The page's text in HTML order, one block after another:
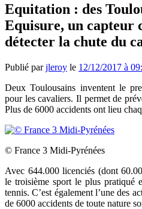
Equitation : des
Equisure, un capteur
détecter la chute du
Publié parjleroy le 12/12/2017 à
Deux Toulousains inventent le
pour les cavaliers. Il permet de
Plus de 6000 accidents ont lieu
© France 3 Midi-Pyrénées
Avec 644.000 licenciés (dont
le troisième sport le plus pratiqué
tennis. C’est également l’une des
de 6000 accidents de toute nature